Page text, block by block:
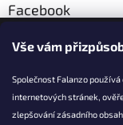
Vše vám
Společnost Falanzo
internetových stránek,
zlepšování zásadního
Facebook
KONTAKT